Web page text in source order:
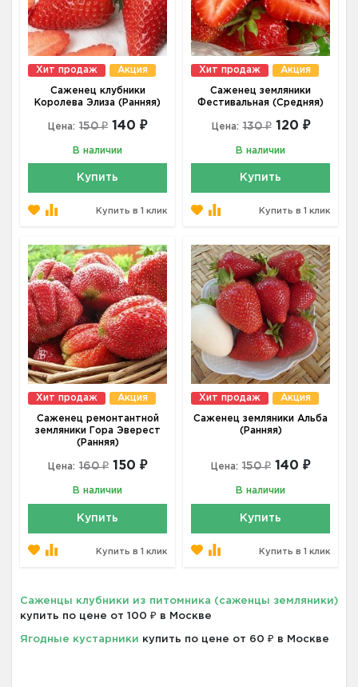
Хит продаж Акция
Саженец клубники
Королева Элиза (Ранняя)
Цена: 150 ₽ 140 ₽
В наличии
Купить
Купить в 1 клик
Хит продаж Акция
Саженец земляники
Фестивальная (Средняя)
Цена: 130 ₽ 120 ₽
В наличии
Купить
Купить в 1 клик
Хит продаж Акция
Саженец ремонтантной
земляники Гора Эверест
(Ранняя)
Цена: 160 ₽ 150 ₽
В наличии
Купить
Купить в 1 клик
Хит продаж Акция
Саженец земляники Альба
(Ранняя)
Цена: 150 ₽ 140 ₽
В наличии
Купить
Купить в 1 клик
Саженцы клубники из питомника (саженцы земляники)
купить по цене от 100 ₽ в Москве
Ягодные кустарники купить по цене от 60 ₽ в Москве